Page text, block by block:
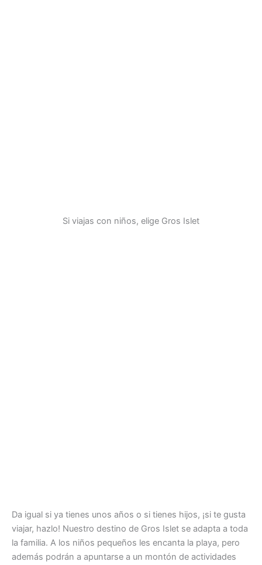
Si viajas con niños, elige Gros Islet
Da igual si ya tienes unos años o si tienes hijos, ¡si te gusta
viajar, hazlo! Nuestro destino de Gros Islet se adapta a toda
la familia. A los niños pequeños les encanta la playa, pero
además podrán a apuntarse a un montón de actividades